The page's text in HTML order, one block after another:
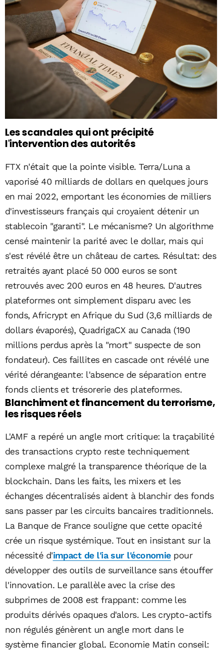
Les scandales qui ont précipité
l'intervention des autorités
FTX n'était que la pointe visible. Terra/Luna a
vaporisé 40 milliards de dollars en quelques jours
en mai 2022, emportant les économies de milliers
d'investisseurs français qui croyaient détenir un
stablecoin "garanti". Le mécanisme? Un algorithme
censé maintenir la parité avec le dollar, mais qui
s'est révélé être un château de cartes. Résultat: des
retraités ayant placé 50 000 euros se sont
retrouvés avec 200 euros en 48 heures. D'autres
plateformes ont simplement disparu avec les
fonds, Africrypt en Afrique du Sud (3,6 milliards de
dollars évaporés), QuadrigaCX au Canada (190
millions perdus après la "mort" suspecte de son
fondateur). Ces faillites en cascade ont révélé une
vérité dérangeante: l'absence de séparation entre
fonds clients et trésorerie des plateformes.
Blanchiment et financement du terrorisme,
les risques réels
L'AMF a repéré un angle mort critique: la traçabilité
des transactions crypto reste techniquement
complexe malgré la transparence théorique de la
blockchain. Dans les faits, les mixers et les
échanges décentralisés aident à blanchir des fonds
sans passer par les circuits bancaires traditionnels.
La Banque de France souligne que cette opacité
crée un risque systémique. Tout en insistant sur la
nécessité d'impact de l'ia sur l'économiepour
développer des outils de surveillance sans étouffer
l'innovation. Le parallèle avec la crise des
subprimes de 2008 est frappant: comme les
produits dérivés opaques d'alors. Les crypto-actifs
non régulés génèrent un angle mort dans le
système financier global. Economie Matin conseil: